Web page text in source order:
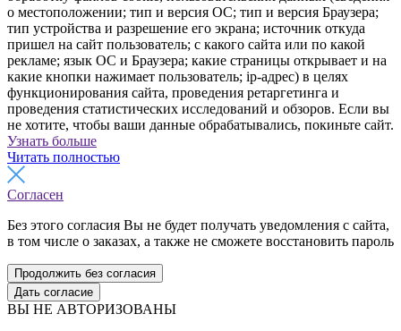
о местоположении; тип и версия ОС; тип и версия Браузера;
тип устройства и разрешение его экрана; источник откуда
пришел на сайт пользователь; с какого сайта или по какой
рекламе; язык ОС и Браузера; какие страницы открывает и на
какие кнопки нажимает пользователь; ip-адрес) в целях
функционирования сайта, проведения ретаргетинга и
проведения статистических исследований и обзоров. Если вы
не хотите, чтобы ваши данные обрабатывались, покиньте сайт.
Узнать больше
Читать полностью
Согласен
Без этого согласия Вы не будет получать уведомления с сайта,
в том числе о заказах, а также не сможете восстановить пароль
Продолжить без согласия
Дать согласие
ВЫ НЕ АВТОРИЗОВАНЫ